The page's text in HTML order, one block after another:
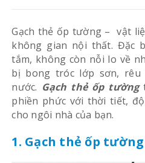
Gạch thẻ ốp tường – vật
không gian nội thất. Đặc
tắm, không còn nỗi lo về
bị bong tróc lớp sơn, rêu
nước. Gạch thẻ ốp tường
phiền phức với thời tiết,
cho ngôi nhà của bạn.
1. Gạch thẻ ốp tường